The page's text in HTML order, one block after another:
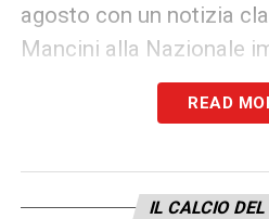
agosto con un notizia
Mancini alla Nazionale
nuovo Ct ed ecco che
Spalletti.
Secondo quanto
dello Sport,il nodo per il
READ
IL CALCIO